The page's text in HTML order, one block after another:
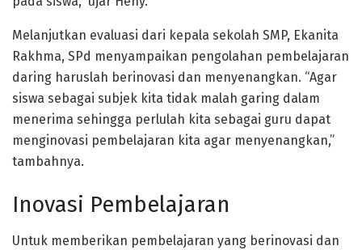
Melanjutkan evaluasi dari kepala sekolah SMP, Ekanita
Rakhma, SPd menyampaikan pengolahan pembelajaran
daring haruslah berinovasi dan menyenangkan. “Agar
siswa sebagai subjek kita tidak malah garing dalam
menerima sehingga perlulah kita sebagai guru dapat
menginovasi pembelajaran kita agar menyenangkan,”
tambahnya.
Inovasi Pembelajaran
Untuk memberikan pembelajaran yang berinovasi dan